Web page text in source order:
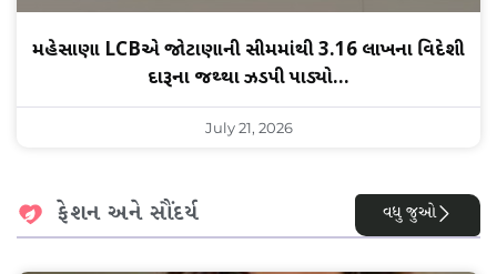
મહેસાણા LCBએ જોટાણાની સીમમાંથી 3.16 લાખના વિદેશી
દારૂના જથ્થા ઝડપી પાડ્યો…
July 21, 2026
ફેશન અને સૌંદર્ય વધુ જુઓ